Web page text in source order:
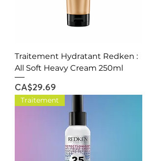
Traitement Hydratant Redken :
All Soft Heavy Cream 250ml
Price
CA$29.69
Traitement